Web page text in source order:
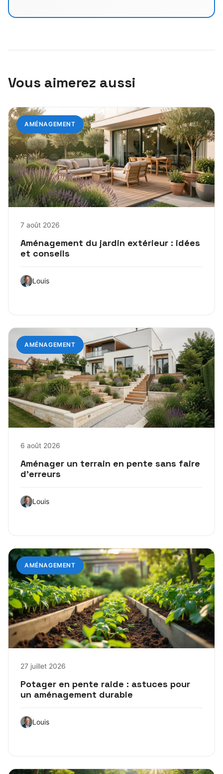
Vous aimerez aussi
AMÉNAGEMENT
7 août 2026
Aménagement du jardin extérieur : idées
et conseils
Louis
AMÉNAGEMENT
6 août 2026
Aménager un terrain en pente sans faire
d’erreurs
Louis
AMÉNAGEMENT
27 juillet 2026
Potager en pente raide : astuces pour
un aménagement durable
Louis